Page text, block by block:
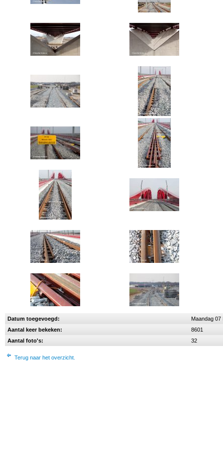
Datum toegevoegd:
Maandag 07
Aantal keer bekeken:
8601
Aantal foto's:
32
Terug naar het overzicht.